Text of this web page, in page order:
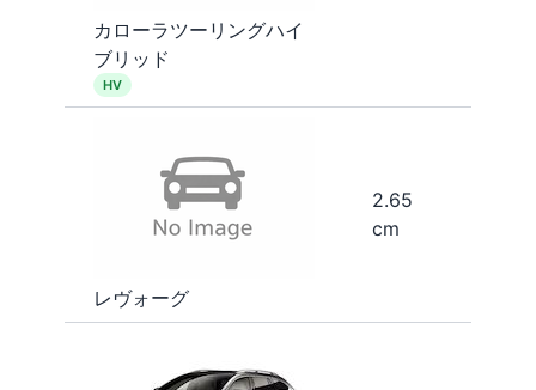
カローラツーリングハイ
ブリッド
HV
レヴォーグ
2.65
cm